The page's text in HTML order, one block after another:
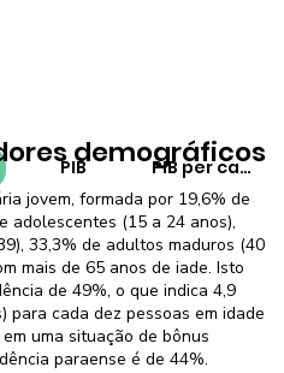
PIB PIB per capita
demográficos
jovem, formada por 19,6% de
adolescentes (15 a 24 anos),
33,3% de adultos maduros (40
mais de 65 anos de iade. Isto
de 49%, o que indica 4,9
para cada dez pessoas em idade
uma situação de bônus
paraense é de 44%.